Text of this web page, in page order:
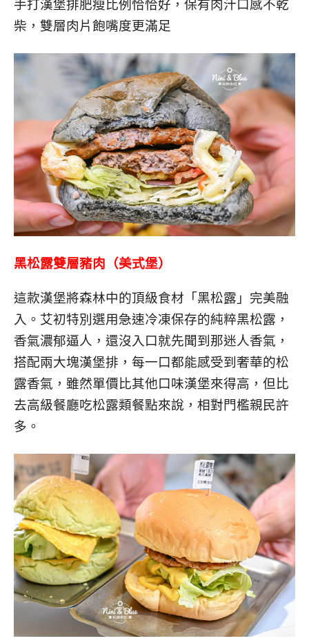
手打漢堡排肥瘦比例恰恰好，保有肉汁口感不乾
柴，雙層肉片飽嘴度更滿足
黑松露雙層豬肉（美式堡）
這款漢堡將森林中的頂級食材「黑松露」完美融
入。艾初特別選用急速冷凍保存的純粹黑松露，
香氣濃郁逼人，還沒入口就先聞到那迷人香氣，
搭配兩大塊漢堡排，每一口都能感受到奢華的松
露香氣，雖然單價比其他口味漢堡來得高，但比
去高級餐廳吃松露類餐點來說，相對門檻親民許
多。